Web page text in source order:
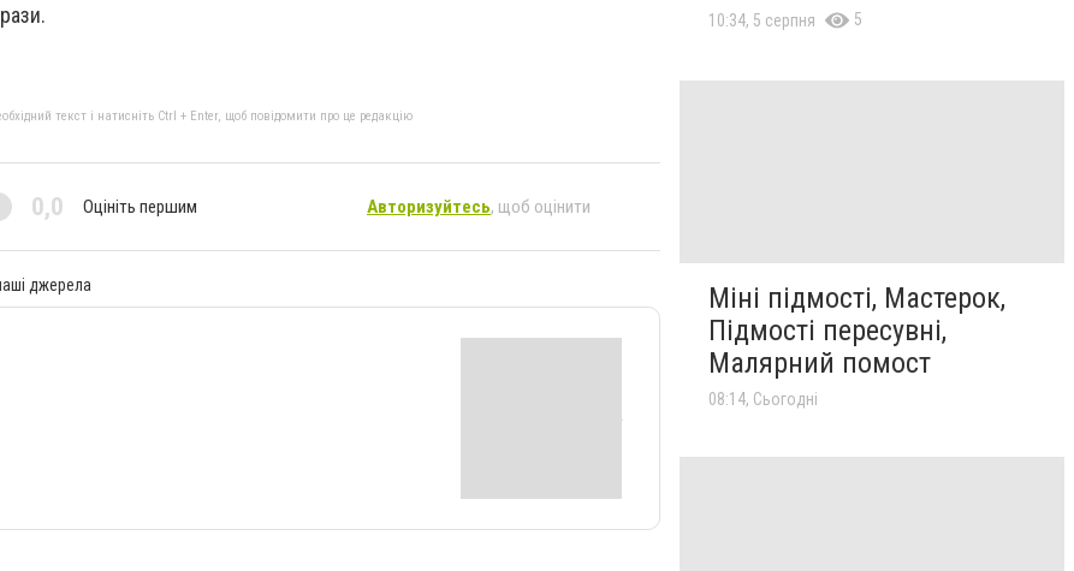
текст і натисніть Ctrl + Enter, щоб повідомити про це редакцію
0,0 Оцініть першим Авторизуйтесь, щоб оцінити
джерела
10:34, 5 серпня 5
Міні підмості, Мастерок,
Підмості пересувні,
Малярний помост
08:14, Сьогодні